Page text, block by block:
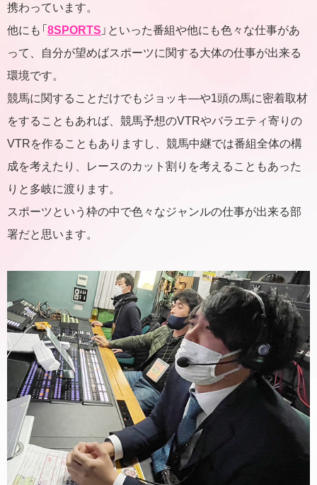
携わっています。
他にも「 8SPORTS 」といった番組や他にも色々な仕事があ
って、自分が望めばスポーツに関する大体の仕事が出来る
環境です。
競馬に関することだけでもジョッキ―や1頭の馬に密着取材
をすることもあれば、競馬予想のVTRやバラエティ寄りの
VTRを作ることもありますし、競馬中継では番組全体の構
成を考えたり、レースのカット割りを考えることもあった
りと多岐に渡ります。
スポーツという枠の中で色々なジャンルの仕事が出来る部
署だと思います。